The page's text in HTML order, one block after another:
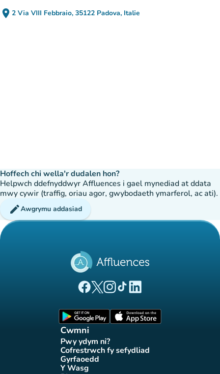
place 2 Via VIII Febbraio, 35122 Padova, Italie
(agor yn Google Maps)
(tab newydd)
Hoffech chi wella'r dudalen hon?
Helpwch ddefnyddwyr Affluences i gael mynediad at ddata
mwy cywir (traffig, oriau agor, gwybodaeth ymarferol, ac ati).
editAwgrymu addasiad
(tab newydd)
(tab newydd)
(tab newydd)
(tab newydd)
(tab newydd)
Cwmni
Pwy ydym ni?
(tab newydd)
Cofrestrwch fy sefydliad
(tab newydd)
Gyrfaoedd(tab newydd)
Y Wasg